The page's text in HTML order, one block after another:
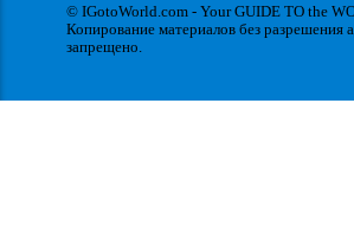
© IGotoWorld.com - Your GUIDE TO the
Копирование материалов без разрешения
запрещено.